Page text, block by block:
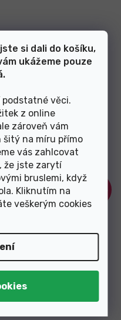
si dali do košíku,
ukážeme pouze
podstatné věci.
z online
zároveň vám
šitý na míru přímo
vás zahlcovat
že jste zarytí
bruslemi, když
Kliknutím na
veškerým cookies
Skladem
128 134-140
Pánské elasťáky Silvini
Rubenza black/cloud
1 519 Kč